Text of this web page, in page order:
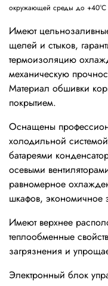
окружающей среды до +40°С
Имеют
щелей и стыков,
термоизоляцию
механическую
Материал обшивки
покрытием.
Оснащены
холодильной
батареями
осевыми
равномерное
шкафов, экономичное
Имеют верхнее
теплообменные
загрязнения и
Электронный блок